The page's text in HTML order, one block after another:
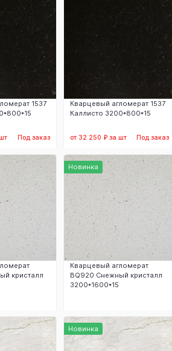
1537
Под заказ
Кварцевый агломерат 1537
Каллисто 3200*800*15
от 32 250 ₽ за шт Под заказ
Заказать
кристалл
Новинка
Кварцевый агломерат
BQ920 Снежный кристалл
3200*1600*15
Заказать
Новинка